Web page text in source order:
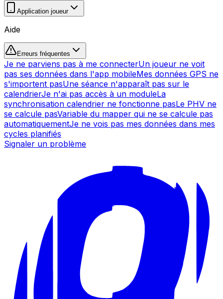
Application joueur
Aide
Erreurs fréquentes
Je ne parviens pas à me connecterUn joueur ne voit
pas ses données dans l'app mobileMes données GPS ne
s'importent pasUne séance n'apparaît pas sur le
calendrierJe n'ai pas accès à un moduleLa
synchronisation calendrier ne fonctionne pasLe PHV ne
se calcule pasVariable du mapper qui ne se calcule pas
automatiquementJe ne vois pas mes données dans mes
cycles planifiés
Signaler un problème